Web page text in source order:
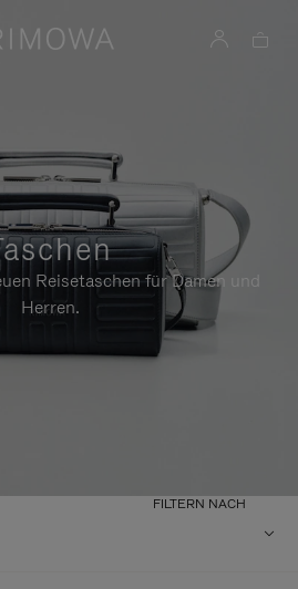
Reisetaschen für Damen und
Herren.
FILTERN NACH